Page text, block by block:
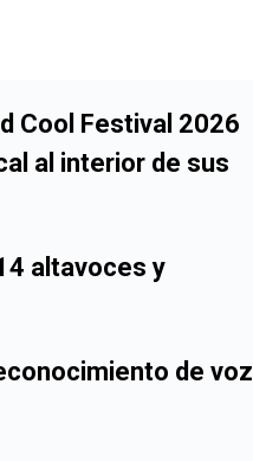
Cool Festival 2026
al interior de sus
altavoces y
de voz